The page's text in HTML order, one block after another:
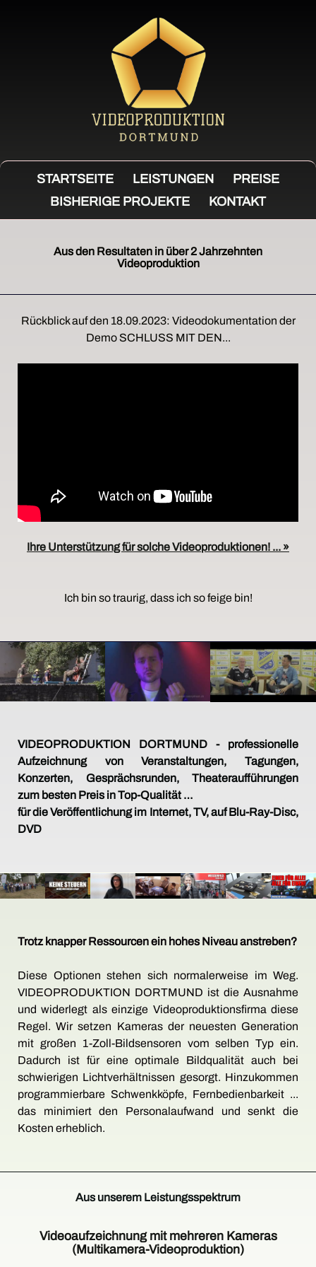
STARTSEITE LEISTUNGEN
PREISE
BISHERIGE PROJEKTE
KONTAKT
Aus den Resultaten in über 2 Jahrzehnten
Videoproduktion
Rückblick auf den 18.09.2023: Videodokumentation der
Demo SCHLUSS MIT DEN...
Ihre Unterstützung für solche Videoproduktionen! ... »
Ich bin so traurig, dass ich so feige bin!
VIDEOPRODUKTION DORTMUND - professionelle
Aufzeichnung von Veranstaltungen, Tagungen,
Konzerten, Gesprächsrunden, Theateraufführungen
zum besten Preis in Top-Qualität …
für die Veröffentlichung im Internet, TV, auf Blu-Ray-Disc,
DVD
Trotz knapper Ressourcen ein hohes Niveau anstreben?
Diese Optionen stehen sich normalerweise im Weg.
VIDEOPRODUKTION DORTMUND ist die Ausnahme
und widerlegt als einzige Videoproduktionsfirma diese
Regel. Wir setzen Kameras der neuesten Generation
mit großen 1-Zoll-Bildsensoren vom selben Typ ein.
Dadurch ist für eine optimale Bildqualität auch bei
schwierigen Lichtverhältnissen gesorgt. Hinzukommen
programmierbare Schwenkköpfe, Fernbedienbarkeit ...
das minimiert den Personalaufwand und senkt die
Kosten erheblich.
Aus unserem Leistungsspektrum
Videoaufzeichnung mit mehreren Kameras
(Multikamera-Videoproduktion)